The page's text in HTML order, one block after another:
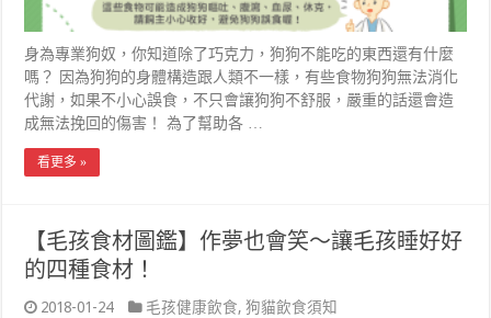
身為專業狗奴，你知道除了巧克力，狗狗不能吃的東西還有什麼
嗎？ 因為狗狗的身體構造跟人類不一樣，有些食物狗狗無法消化
代謝，如果不小心誤食，不只會讓狗狗不舒服，嚴重的話還會造
成無法挽回的傷害！ 為了幫助各 …
看更多 »
【毛孩食材圖鑑】作夢也會笑～讓毛孩睡好好
的四種食材！
2018-01-24 毛孩健康飲食,狗貓飲食須知